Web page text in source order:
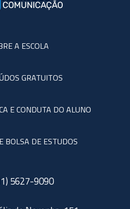
A ESCOLA
GRATUITOS
E CONDUTA DO ALUNO
BOLSA DE ESTUDOS
5627-9090